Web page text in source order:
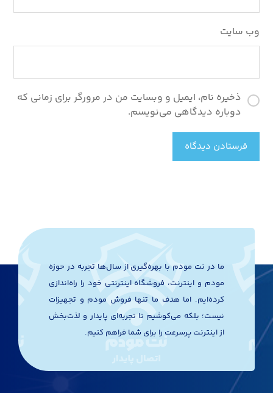
وب‌ سایت
ذخیره نام، ایمیل و وبسایت من در مرورگر برای زمانی که
دوباره دیدگاهی می‌نویسم.
فرستادن دیدگاه
ما در نت مودم با بهره‌گیری از سال‌ها تجربه در حوزه
مودم و اینترنت، فروشگاه اینترنتی خود را راه‌اندازی
کرده‌ایم. اما هدف ما تنها فروش مودم و تجهیزات
نیست؛ بلکه می‌کوشیم تا تجربه‌ای پایدار و لذت‌بخش
از اینترنت پرسرعت را برای شما فراهم کنیم.